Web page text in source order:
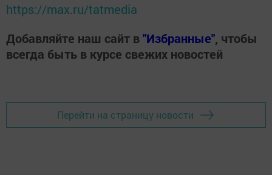
https://max.ru/tatmedia
Добавляйте наш сайт в"Избранные", чтобы
всегда быть в курсе свежих новостей
Перейти на страницу новости